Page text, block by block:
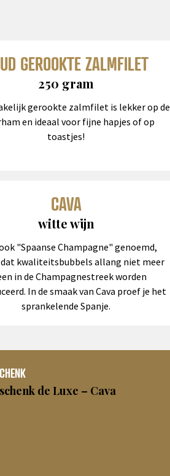
GEROOKTE ZALMFILET
250 gram
gerookte zalmfilet is lekker op de
en ideaal voor fijne hapjes of op
toastjes!
CAVA
witte wijn
"Spaanse Champagne" genoemd,
kwaliteitsbubbels allang niet meer
in de Champagnestreek worden
In de smaak van Cava proef je het
sprankelende Spanje.
de Luxe – Cava